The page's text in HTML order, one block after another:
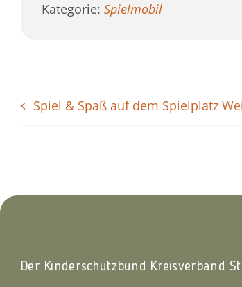
Kategorie: Spielmobil
Spiel & Spaß auf dem Spielplatz
Der Kinderschutzbund Kreisverband